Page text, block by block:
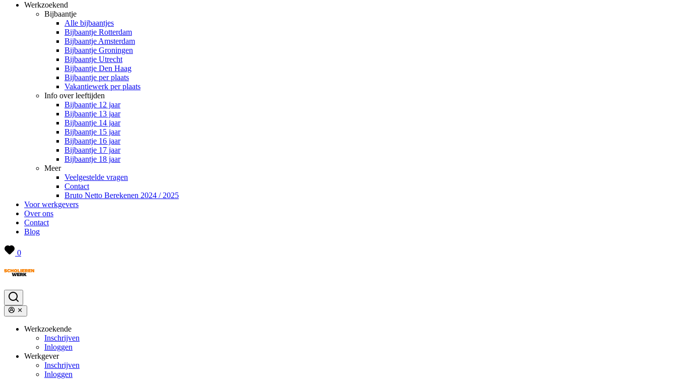
Werkzoekend
Bijbaantje
Alle bijbaantjes
Bijbaantje Rotterdam
Bijbaantje Amsterdam
Bijbaantje Groningen
Bijbaantje Utrecht
Bijbaantje Den Haag
Bijbaantje per plaats
Vakantiewerk per plaats
Info over leeftijden
Bijbaantje 12 jaar
Bijbaantje 13 jaar
Bijbaantje 14 jaar
Bijbaantje 15 jaar
Bijbaantje 16 jaar
Bijbaantje 17 jaar
Bijbaantje 18 jaar
Meer
Veelgestelde vragen
Contact
Bruto Netto Berekenen 2024 / 2025
Voor werkgevers
Over ons
Contact
Blog
0
Werkzoekende
Inschrijven
Inloggen
Werkgever
Inschrijven
Inloggen